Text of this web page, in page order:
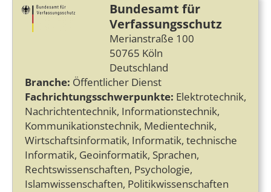
Bundesamt für
Verfassungsschutz
Merianstraße 100
50765 Köln
Deutschland
Branche: Öffentlicher Dienst
Fachrichtungsschwerpunkte: Elektrotechnik,
Nachrichtentechnik, Informationstechnik,
Kommunikationstechnik, Medientechnik,
Wirtschaftsinformatik, Informatik, technische
Informatik, Geoinformatik, Sprachen,
Rechtswissenschaften, Psychologie,
Islamwissenschaften, Politikwissenschaften